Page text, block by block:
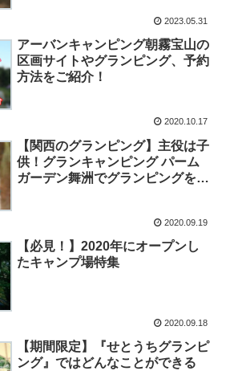
2023.05.31
アーバンキャンピング朝霧宝山の
区画サイトやグランピング、予約
方法をご紹介！
2020.10.17
【関西のグランピング】主役は子
供！グランキャンピング パーム
ガーデン舞洲でグランピングをし
2020.09.19
【必見！】2020年にオープンし
たキャンプ場特集
2020.09.18
【期間限定】『せとうちグランピ
ング』ではどんなことができる